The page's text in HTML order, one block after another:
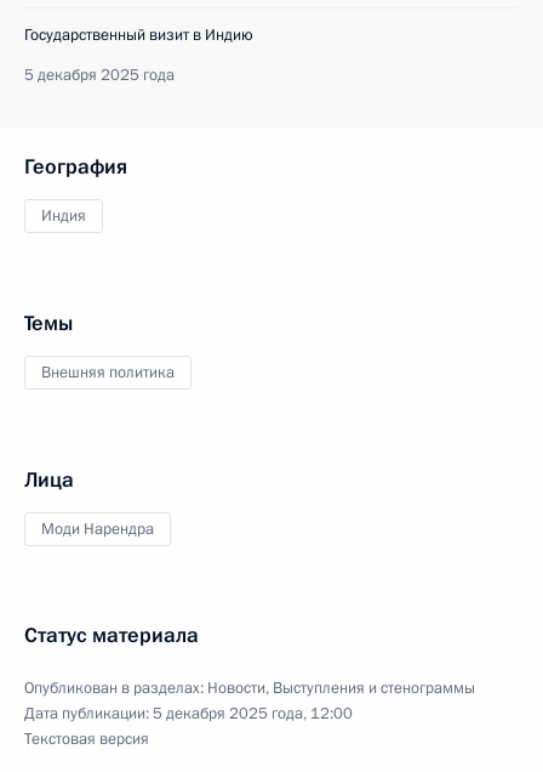
Государственный визит в Индию
5 декабря 2025 года
География
Индия
Темы
Внешняя политика
Лица
Моди Нарендра
Статус материала
Опубликован в разделах: Новости, Выступления и стенограммы
Дата публикации:5 декабря 2025 года, 12:00
Текстовая версия